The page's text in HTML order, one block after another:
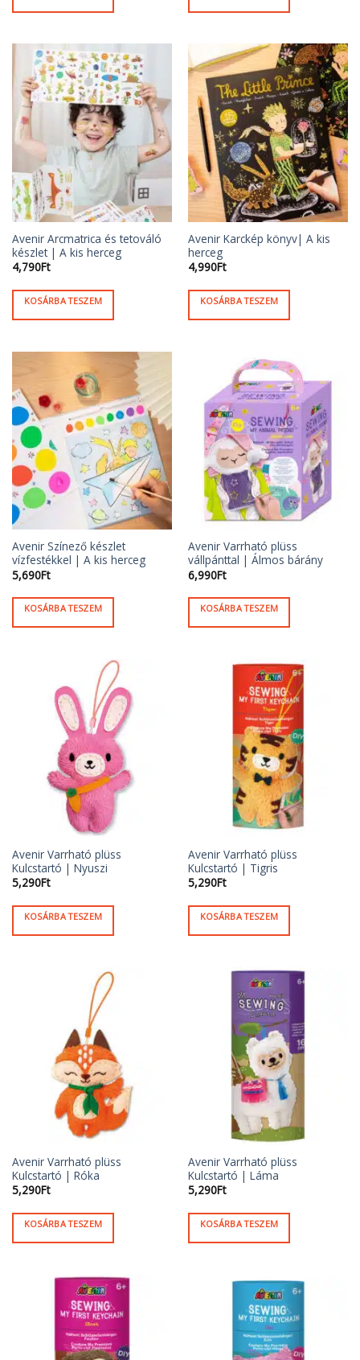
Avenir Arcmatrica és tetováló
készlet | A kis herceg
4,790Ft
KOSÁRBA TESZEM
Avenir Karckép könyv| A kis
herceg
4,990Ft
KOSÁRBA TESZEM
Avenir Színező készlet
vízfestékkel | A kis herceg
5,690Ft
KOSÁRBA TESZEM
Avenir Varrható plüss
vállpánttal | Álmos bárány
6,990Ft
KOSÁRBA TESZEM
Avenir Varrható plüss
Kulcstartó | Nyuszi
5,290Ft
KOSÁRBA TESZEM
Avenir Varrható plüss
Kulcstartó | Tigris
5,290Ft
KOSÁRBA TESZEM
Avenir Varrható plüss
Kulcstartó | Róka
5,290Ft
KOSÁRBA TESZEM
Avenir Varrható plüss
Kulcstartó | Láma
5,290Ft
KOSÁRBA TESZEM